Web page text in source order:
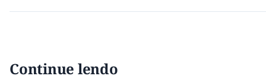
Continue lendo